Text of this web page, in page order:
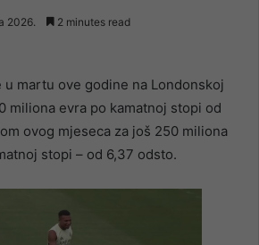
2026. 2 minutes read
u martu ove godine na Londonskoj
miliona evra po kamatnoj stopi od
ovog mjeseca za još 250 miliona
stopi – od 6,37 odsto.